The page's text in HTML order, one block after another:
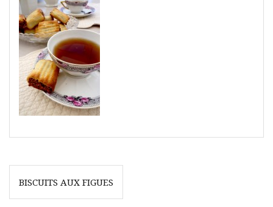
Navigation
deBISCUITS AUX FIGUES